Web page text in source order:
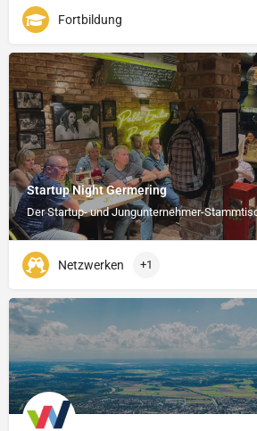
Fortbildung
Startup Night Germering
Der Startup- und Jungunternehmer-
Netzwerken +1